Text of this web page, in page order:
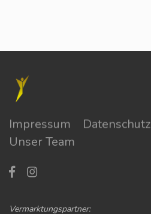
Impressum Datenschutz
Unser Team
Vermarktungspartner: